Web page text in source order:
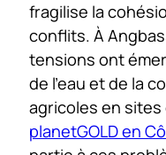
fragilise la
conflits. À
tensions ont
de l’eau et de la
agricoles en sites
planetGOLD en